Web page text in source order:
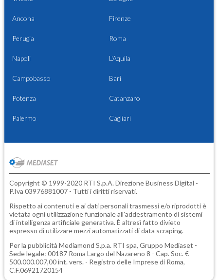
Ancona Firenze
Perugia Roma
Napoli L'Aquila
Campobasso Bari
Potenza Catanzaro
Palermo Cagliari
Copyright © 1999-2020 RTI S.p.A. Direzione Business Digital -
P.Iva 03976881007 - Tutti i diritti riservati.
Rispetto ai contenuti e ai dati personali trasmessi e/o riprodotti è
vietata ogni utilizzazione funzionale all'addestramento di sistemi
di intelligenza artificiale generativa. È altresì fatto divieto
espresso di utilizzare mezzi automatizzati di data scraping.
Per la pubblicità Mediamond S.p.a. RTI spa, Gruppo Mediaset -
Sede legale: 00187 Roma Largo del Nazareno 8 - Cap. Soc. €
500.000.007,00 int. vers. - Registro delle Imprese di Roma,
C.F.06921720154